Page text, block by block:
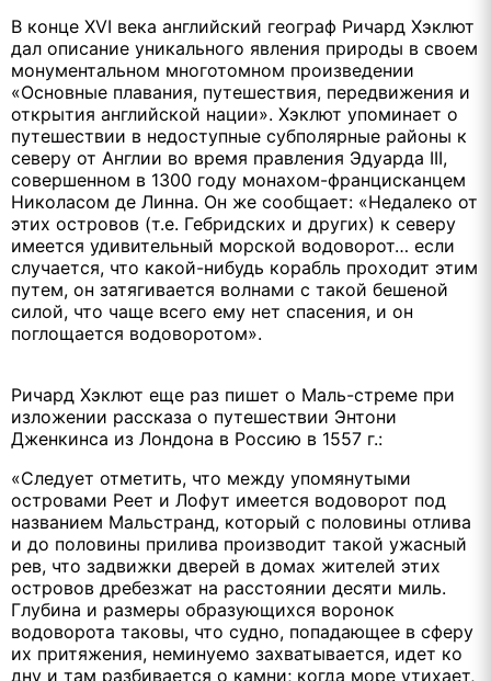
В конце XVI века английский географ Ричард Хэклют
дал описание уникального явления природы в своем
монументальном многотомном произведении
«Основные плавания, путешествия, передвижения и
открытия английской нации». Хэклют упоминает о
путешествии в недоступные субполярные районы к
северу от Англии во время правления Эдуарда III,
совершенном в 1300 году монахом-францисканцем
Николасом де Линна. Он же сообщает: «Недалеко от
этих островов (т.е. Гебридских и других) к северу
имеется удивительный морской водоворот… если
случается, что какой-нибудь корабль проходит этим
путем, он затягивается волнами с такой бешеной
силой, что чаще всего ему нет спасения, и он
поглощается водоворотом».
Ричард Хэклют еще раз пишет о Маль-стреме при
изложении рассказа о путешествии Энтони
Дженкинса из Лондона в Россию в 1557 г.:
«Следует отметить, что между упомянутыми
островами Реет и Лофут имеется водоворот под
названием Мальстранд, который с половины отлива
и до половины прилива производит такой ужасный
рев, что задвижки дверей в домах жителей этих
островов дребезжат на расстоянии десяти миль.
Глубина и размеры образующихся воронок
водоворота таковы, что судно, попадающее в сферу
их притяжения, неминуемо захватывается, идет ко
дну и там разбивается о камни; когда море утихает,